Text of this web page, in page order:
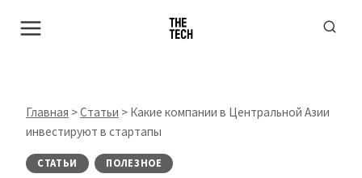
Главная >Статьи > Какие компании в Центральной Азии
инвестируют в стартапы
СТАТЬИ ПОЛЕЗНОЕ